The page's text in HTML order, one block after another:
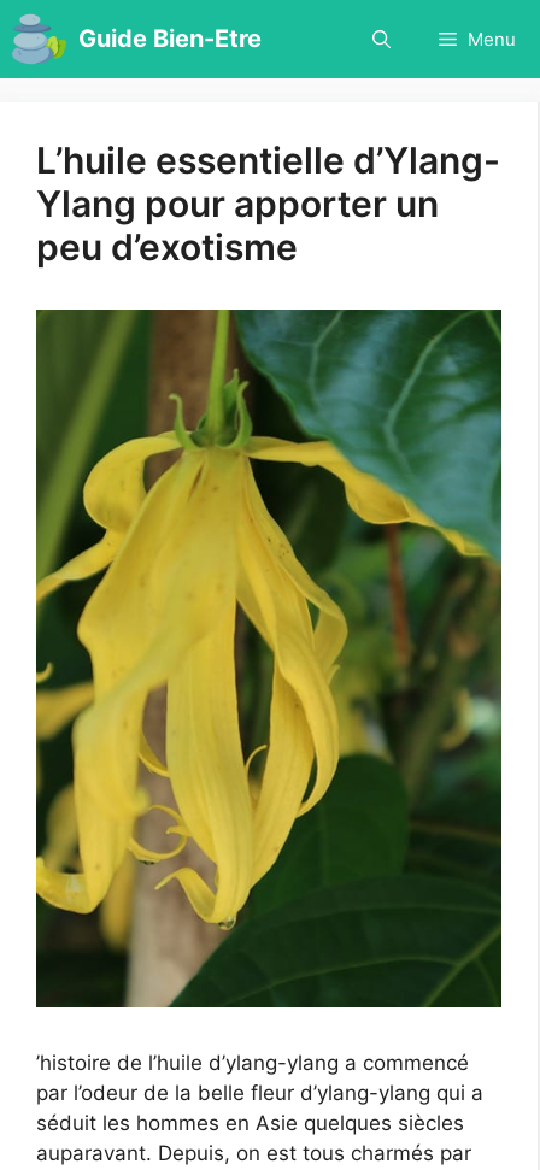
Aller
au
contenu
Guide Bien-Etre Menu
L’huile essentielle d’Ylang-
Ylang pour apporter un
peu d’exotisme
’histoire de l’huile d’ylang-ylang a commencé
par l’odeur de la belle fleur d’ylang-ylang qui a
séduit les hommes en Asie quelques siècles
auparavant. Depuis, on est tous charmés par